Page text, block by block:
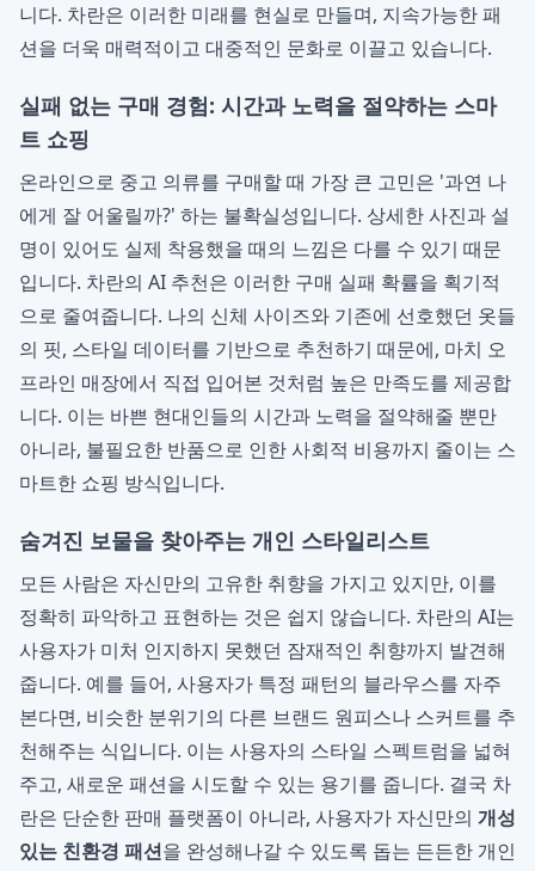
니다. 차란은 이러한 미래를 현실로 만들며, 지속가능한 패
션을 더욱 매력적이고 대중적인 문화로 이끌고 있습니다.
실패 없는 구매 경험: 시간과 노력을 절약하는 스마
트 쇼핑
온라인으로 중고 의류를 구매할 때 가장 큰 고민은 '과연 나
에게 잘 어울릴까?' 하는 불확실성입니다. 상세한 사진과 설
명이 있어도 실제 착용했을 때의 느낌은 다를 수 있기 때문
입니다. 차란의 AI 추천은 이러한 구매 실패 확률을 획기적
으로 줄여줍니다. 나의 신체 사이즈와 기존에 선호했던 옷들
의 핏, 스타일 데이터를 기반으로 추천하기 때문에, 마치 오
프라인 매장에서 직접 입어본 것처럼 높은 만족도를 제공합
니다. 이는 바쁜 현대인들의 시간과 노력을 절약해줄 뿐만
아니라, 불필요한 반품으로 인한 사회적 비용까지 줄이는 스
마트한 쇼핑 방식입니다.
숨겨진 보물을 찾아주는 개인 스타일리스트
모든 사람은 자신만의 고유한 취향을 가지고 있지만, 이를
정확히 파악하고 표현하는 것은 쉽지 않습니다. 차란의 AI는
사용자가 미처 인지하지 못했던 잠재적인 취향까지 발견해
줍니다. 예를 들어, 사용자가 특정 패턴의 블라우스를 자주
본다면, 비슷한 분위기의 다른 브랜드 원피스나 스커트를 추
천해주는 식입니다. 이는 사용자의 스타일 스펙트럼을 넓혀
주고, 새로운 패션을 시도할 수 있는 용기를 줍니다. 결국 차
란은 단순한 판매 플랫폼이 아니라, 사용자가 자신만의 개성
있는 친환경 패션을 완성해나갈 수 있도록 돕는 든든한 개인